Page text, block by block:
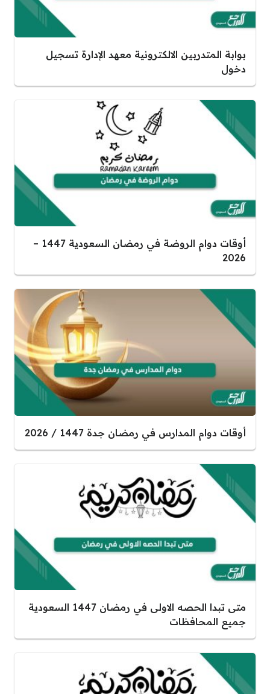
بوابة المتدربين الالكترونية معهد الإدارة تسجيل
دخول
أوقات دوام الروضة في رمضان السعودية 1447 –
2026
أوقات دوام المدارس في رمضان جدة 1447 / 2026
متى تبدا الحصه الاولى في رمضان 1447 السعودية
جميع المحافظات